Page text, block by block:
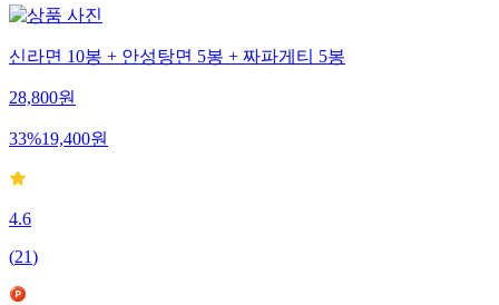
신라면 10봉 + 안성탕면 5봉 + 짜파게티 5봉
28,800원
33%19,400원
4.6
(21)